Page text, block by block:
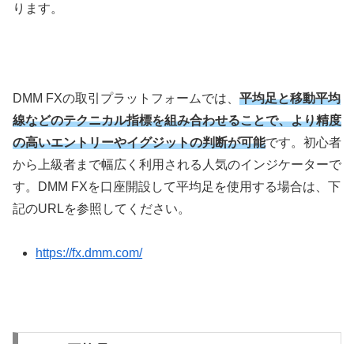
ります。
DMM FXの取引プラットフォームでは、 平均足と移動平均
線などのテクニカル指標を組み合わせることで、より精度
の高いエントリーやイグジットの判断が可能です。初心者
から上級者まで幅広く利用される人気のインジケーターで
す。DMM FXを口座開設して平均足を使用する場合は、下
記のURLを参照してください。
https://fx.dmm.com/